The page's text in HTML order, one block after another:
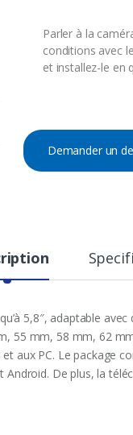
Parler à la
conditions avec
et installez-le en
Demander un
5,8″, adaptable
55 mm, 58 mm, 62
aux PC. Le package
Android. De plus, la